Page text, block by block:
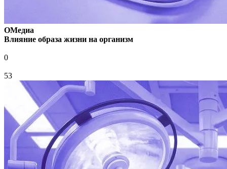
ОМедиа
Влияние образа жизни на организм
0
53